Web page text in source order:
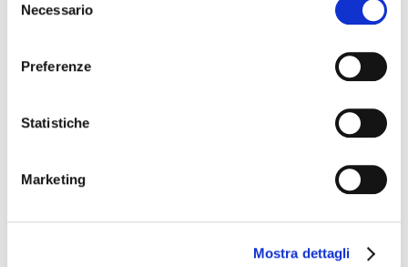
delNecessario
Preferenze
Statistiche
Marketing
Mostra dettagli